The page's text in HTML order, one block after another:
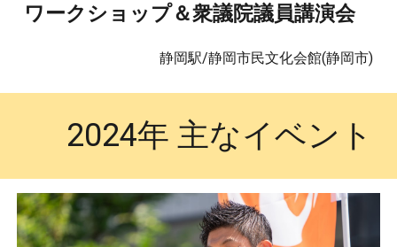
ワークショップ＆衆議院議員講演会
静岡駅/静岡市民文化会館(静岡市)
2024年 主なイベント